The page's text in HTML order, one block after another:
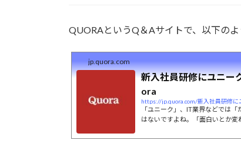
QUORAというQ＆Aサイトで、以下のよ
jp.quora.com
新入社員研修にユニー
ora
https://jp.quora.com/新入社員研修に
「ユニーク」、IT業界などでは
はないですよね。「面白いとか
ませんが、新しい企画への意見を